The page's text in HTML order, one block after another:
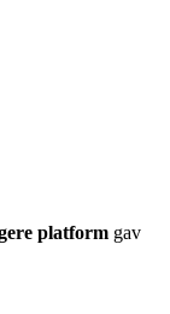
platform gav